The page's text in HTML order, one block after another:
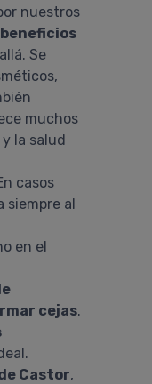
nuestros
beneficios
Se
muchos
la salud
casos
al
en el
cejas.
Castor,